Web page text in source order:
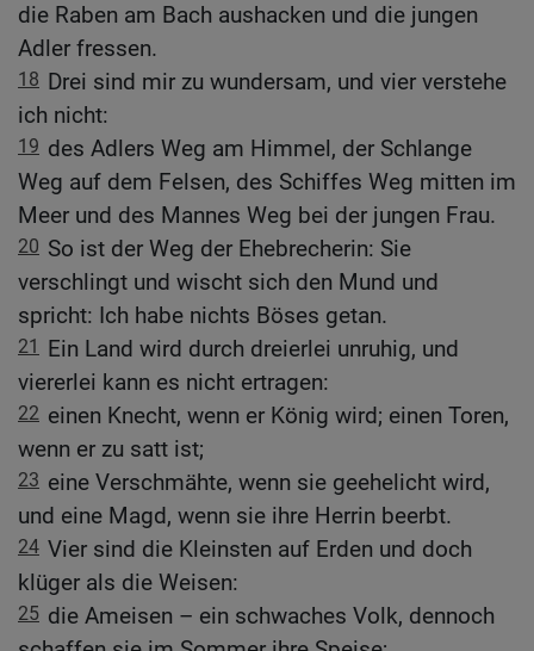
die Raben am Bach aushacken und die jungen
Adler fressen.
18 Drei sind mir zu wundersam, und vier verstehe
ich nicht:
19 des Adlers Weg am Himmel, der Schlange
Weg auf dem Felsen, des Schiffes Weg mitten im
Meer und des Mannes Weg bei der jungen Frau.
20 So ist der Weg der Ehebrecherin: Sie
verschlingt und wischt sich den Mund und
spricht: Ich habe nichts Böses getan.
21
Ein Land wird durch dreierlei unruhig, und
viererlei kann es nicht ertragen:
22 einen Knecht, wenn er König wird; einen Toren,
wenn er zu satt ist;
23 eine Verschmähte, wenn sie geehelicht wird,
und eine Magd, wenn sie ihre Herrin beerbt.
24 Vier sind die Kleinsten auf Erden und doch
klüger als die Weisen:
25 die Ameisen – ein schwaches Volk, dennoch